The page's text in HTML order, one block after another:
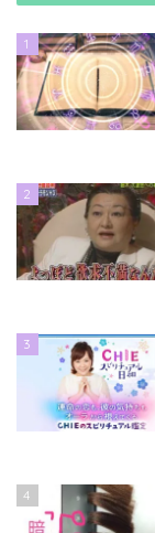
1
2
3
4